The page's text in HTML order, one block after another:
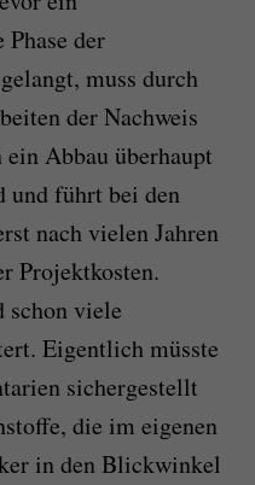
der
muss durch
der Nachweis
Abbau überhaupt
und führt bei den
nach vielen Jahren
Projektkosten.
schon viele
Eigentlich müsste
sichergestellt
die im eigenen
in den Blickwinkel